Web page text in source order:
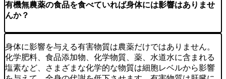
有機無農薬の食品を食べていれば身体には影響はありませ
んか？
身体に影響を与える有害物質は農薬だけではありません。
化学肥料、食品添加物、化学物質、薬、水道水に含まれる
塩素など、さまざまな化学的な物質は細胞レベルから影響